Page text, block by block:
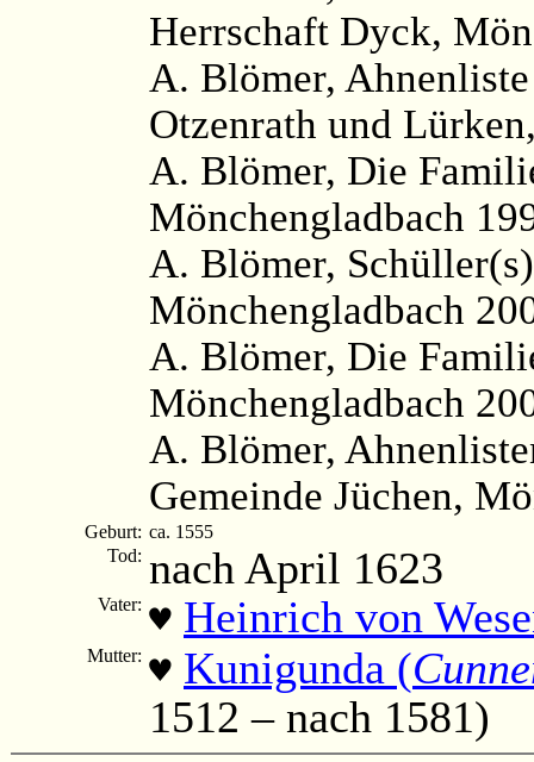
Herrschaft Dyck,
A. Blömer,
Otzenrath und
A. Blömer, Die
Mönchengladbach
A. Blömer,
Mönchengladbach
A. Blömer, Die
Mönchengladbach
A. Blömer,
Gemeinde Jüchen,
Geburt: ca. 1555
Tod: nach April 1623
Vater: ♥ Heinrich von
Mutter: ♥ Kunigunda (
1512 – nach 1581)